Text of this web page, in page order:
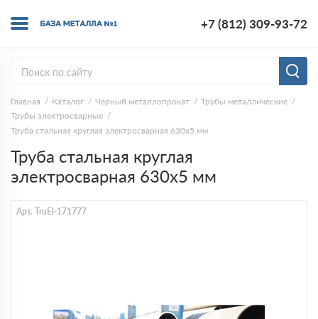
+7 (812) 309-93-72
Главная Каталог Черный металлопрокат
Трубы металлические
Трубы электросварные
Труба стальная круглая электросварная 630х5 мм
Труба стальная круглая
электросварная 630х5 мм
Арт. TruEl-171777